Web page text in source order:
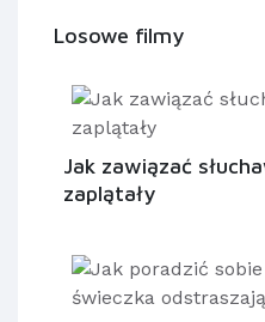
Losowe filmy
Jak zawiązać
zaplątały